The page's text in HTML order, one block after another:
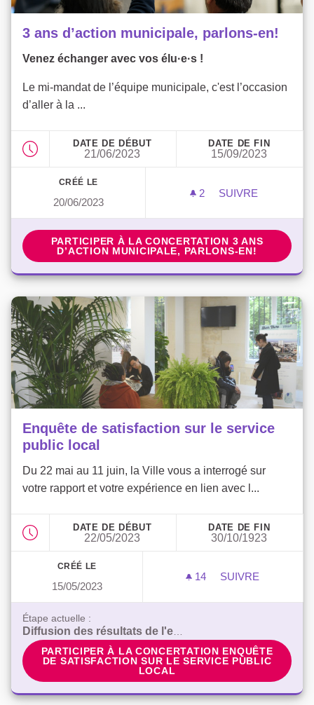
3 ans d’action municipale, parlons-en!
Venez échanger avec vos élu·e·s !
Le mi-mandat de l’équipe municipale, c'est l’occasion
d’aller à la ...
DATE DE DÉBUT
21/06/2023
DATE DE FIN
15/09/2023
CRÉÉ LE
20/06/2023
2 2 ABONNÉS
SUIVRE
PARTICIPER À LA CONCERTATION 3 ANS
PARTICIPER À LA CONCERTATION 3 ANS
D’ACTION MUNICIPALE, PARLONS-EN!
Enquête de satisfaction sur le service
public local
Du 22 mai au 11 juin, la Ville vous a interrogé sur
votre rapport et votre expérience en lien avec l...
DATE DE DÉBUT
22/05/2023
DATE DE FIN
30/10/1923
CRÉÉ LE
15/05/2023
14 14 ABONNÉS
SUIVRE
Étape actuelle :
PARTICIPER À LA CONCERTATION ENQUÊTE DE
PARTICIPER À LA CONCERTATION ENQUÊTE
DE SATISFACTION SUR LE SERVICE PUBLIC
LOCAL